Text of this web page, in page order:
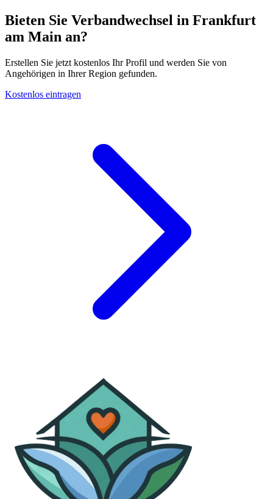
Bieten Sie Verbandwechsel in Frankfurt
am Main an?
Erstellen Sie jetzt kostenlos Ihr Profil und werden Sie von
Angehörigen in Ihrer Region gefunden.
Kostenlos eintragen